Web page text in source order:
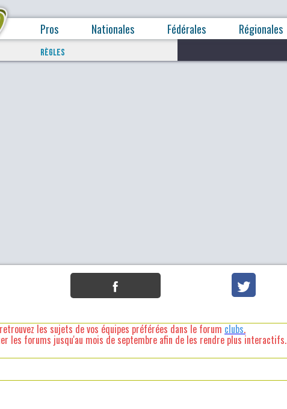
Pros Nationales Fédérales Régionales
RÈGLES
les sujets de vos équipes préférées dans le forum clubs.
les forums jusqu'au mois de septembre afin de les rendre plus interactifs.